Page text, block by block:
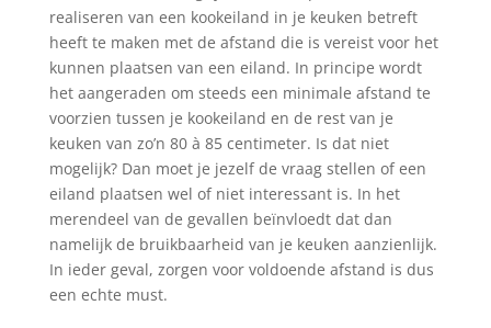
realiseren van een kookeiland in je keuken betreft
heeft te maken met de afstand die is vereist voor het
kunnen plaatsen van een eiland. In principe wordt
het aangeraden om steeds een minimale afstand te
voorzien tussen je kookeiland en de rest van je
keuken van zo’n 80 à 85 centimeter. Is dat niet
mogelijk? Dan moet je jezelf de vraag stellen of een
eiland plaatsen wel of niet interessant is. In het
merendeel van de gevallen beïnvloedt dat dan
namelijk de bruikbaarheid van je keuken aanzienlijk.
In ieder geval, zorgen voor voldoende afstand is dus
een echte must.